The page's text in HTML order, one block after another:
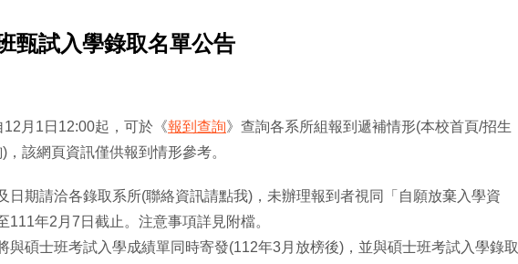
甄試入學錄取名單公告
月1日12:00起，可於《報到查詢》查詢各系所組報到遞補情形(本校首頁/招生
該網頁資訊僅供報到情形參考。
日期請洽各錄取系所(聯絡資訊請點我)，未辦理報到者視同「自願放棄入學資
111年2月7日截止。注意事項詳見附檔。
與碩士班考試入學成績單同時寄發(112年3月放榜後)，並與碩士班考試入學錄取